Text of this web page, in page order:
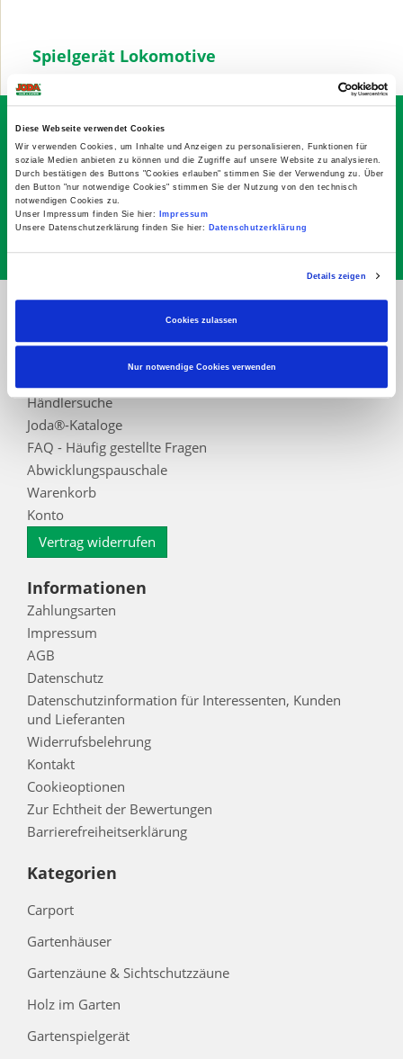
Diese Webseite verwendet Cookies
Wir verwenden Cookies, um Inhalte und Anzeigen zu personalisieren, Funktionen für
soziale Medien anbieten zu können und die Zugriffe auf unsere Website zu analysieren.
Durch bestätigen des Buttons "Cookies erlauben" stimmen Sie der Verwendung zu. Über
den Button "nur notwendige Cookies" stimmen Sie der Nutzung von den technisch
notwendigen Cookies zu.
Unser Impressum finden Sie hier:
Impressum
Unsere Datenschutzerklärung finden Sie hier:
Datenschutzerklärung
Details zeigen
Cookies zulassen
Nur notwendige Cookies verwenden
Spielgerät Lokomotive
Sichern Sie sich Ihren 10€
Gutschein-Code
Abonnieren Sie den kostenlosen Joda® Newsletter
mit Aktionen, Infos, Tipps … Gültig ab 100,00 €
Einkaufswert
* inkl. MwSt., zzgl. Abwicklungspauschale
Händlersuche
Joda®-Kataloge
FAQ - Häufig gestellte Fragen
Abwicklungspauschale
Warenkorb
Konto
Vertrag widerrufen
Informationen
Zahlungsarten
Impressum
AGB
Datenschutz
Datenschutzinformation für Interessenten, Kunden
und Lieferanten
Widerrufsbelehrung
Kontakt
Cookieoptionen
Zur Echtheit der Bewertungen
Barrierefreiheitserklärung
Kategorien
Carport
Gartenhäuser
Gartenzäune & Sichtschutzzäune
Holz im Garten
Gartenspielgerät